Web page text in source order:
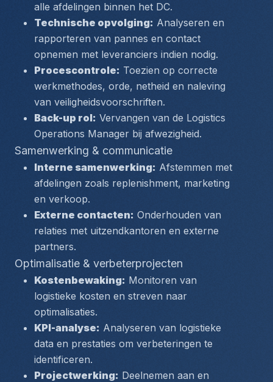
alle afdelingen binnen het DC.
Technische opvolging: Analyseren en
rapporteren van pannes en contact
opnemen met leveranciers indien nodig.
Procescontrole: Toezien op correcte
werkmethodes, orde, netheid en naleving
van veiligheidsvoorschriften.
Back-up rol: Vervangen van de Logistics
Operations Manager bij afwezigheid.
Samenwerking & communicatie
Interne samenwerking: Afstemmen met
afdelingen zoals replenishment, marketing
en verkoop.
Externe contacten: Onderhouden van
relaties met uitzendkantoren en externe
partners.
Optimalisatie & verbeterprojecten
Kostenbewaking: Monitoren van
logistieke kosten en streven naar
optimalisaties.
KPI-analyse: Analyseren van logistieke
data en prestaties om verbeteringen te
identificeren.
Projectwerking: Deelnemen aan en